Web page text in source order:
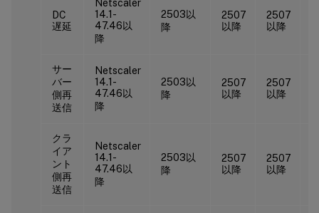
DC
遅延
Netscaler
14.1-
47.46以
降
2503以
降
2507
以降
2507
以降
サー
バー
側再
送信
Netscaler
14.1-
47.46以
降
2503以
降
2507
以降
2507
以降
クラ
イア
ント
側再
送信
Netscaler
14.1-
47.46以
降
2503以
降
2507
以降
2507
以降